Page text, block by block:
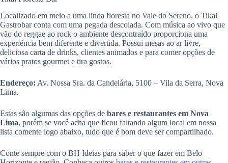
Localizado em meio a uma linda floresta no Vale do Sereno, o Tikal
Gastrobar conta com uma pegada descolada. Com música ao vivo que
vão do reggae ao rock o ambiente descontraído proporciona uma
experiência bem diferente e divertida. Possui mesas ao ar livre,
deliciosa carta de drinks, clientes animados e para comer opções de
vários pratos gourmet e tira gostos.
Endereço: Av. Nossa Sra. da Candelária, 5100 – Vila da Serra, Nova
Lima.
Estas são algumas das opções de bares e restaurantes em Nova
Lima, porém se você acha que ficou faltando algum local em nossa
lista comente logo abaixo, tudo que é bom deve ser compartilhado.
Conte sempre com o BH Ideias para saber o que fazer em Belo